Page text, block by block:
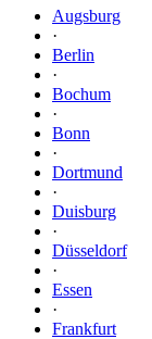
Augsburg
·
Berlin
·
Bochum
·
Bonn
·
Dortmund
·
Duisburg
·
Düsseldorf
·
Essen
·
Frankfurt